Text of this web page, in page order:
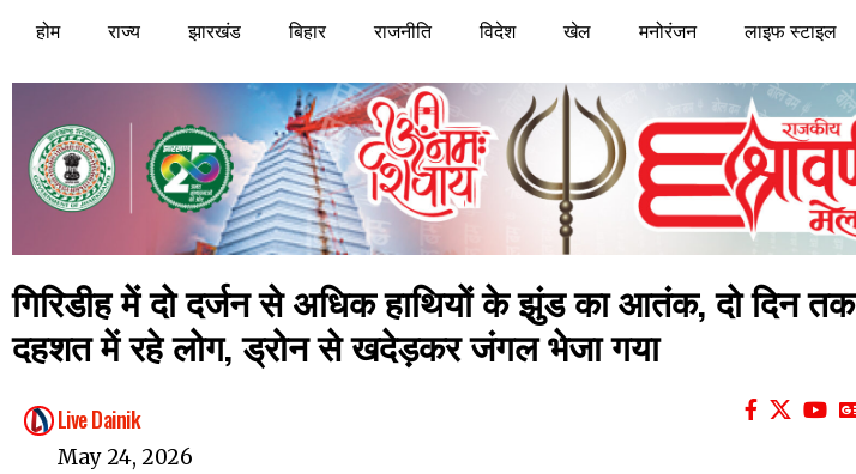
होम राज्य झारखंड बिहार राजनीति विदेश खेल मनोरंजन लाइफ स्टाइल
गिरिडीह में दो दर्जन से अधिक हाथियों के झुंड का आतंक, दो दिन तक
दहशत में रहे लोग, ड्रोन से खदेड़कर जंगल भेजा गया
Live Dainik
May 24, 2026